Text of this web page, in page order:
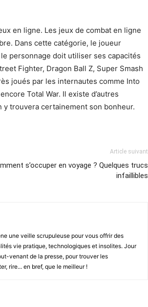
en ligne. Les jeux de combat en ligne
Dans cette catégorie, le joueur
personnage doit utiliser ses capacités
Fighter, Dragon Ball Z, Super Smash
joués par les internautes comme Into
Total War. Il existe d’autres
trouvera certainement son bonheur.
Article suivant
s’occuper en voyage ? Quelques trucs
infaillibles
une veille scrupuleuse pour vous offrir des
vie pratique, technologiques et insolites. Jour
venant de la presse, pour trouver les
rire... en bref, que le meilleur !